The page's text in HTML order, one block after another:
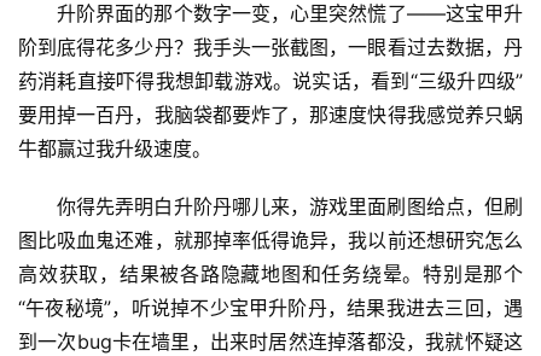
升阶界面的那个数字一变，心里突然慌了——这宝甲升
阶到底得花多少丹？我手头一张截图，一眼看过去数据，丹
药消耗直接吓得我想卸载游戏。说实话，看到“三级升四级”
要用掉一百丹，我脑袋都要炸了，那速度快得我感觉养只蜗
牛都赢过我升级速度。
你得先弄明白升阶丹哪儿来，游戏里面刷图给点，但刷
图比吸血鬼还难，就那掉率低得诡异，我以前还想研究怎么
高效获取，结果被各路隐藏地图和任务绕晕。特别是那个
“午夜秘境”，听说掉不少宝甲升阶丹，结果我进去三回，遇
到一次bug卡在墙里，出来时居然连掉落都没，我就怀疑这